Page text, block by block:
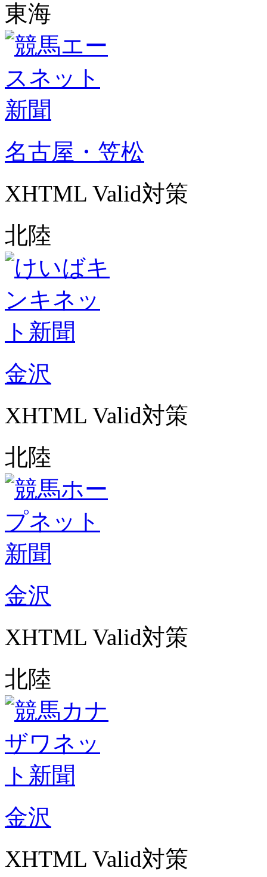
東海
名古屋・笠松
XHTML Valid対策
北陸
金沢
XHTML Valid対策
北陸
金沢
XHTML Valid対策
北陸
金沢
XHTML Valid対策